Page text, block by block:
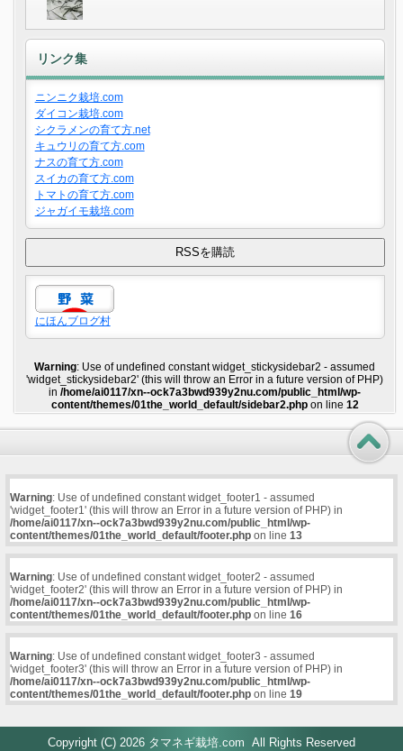
リンク集
ニンニク栽培.com
ダイコン栽培.com
シクラメンの育て方.net
キュウリの育て方.com
ナスの育て方.com
スイカの育て方.com
トマトの育て方.com
ジャガイモ栽培.com
にほんブログ村
Warning: Use of undefined constant widget_stickysidebar2 - assumed
'widget_stickysidebar2' (this will throw an Error in a future version of PHP)
in/home/ai0117/xn--ock7a3bwd939y2nu.com/public_html/wp-
content/themes/01the_world_default/sidebar2.phpon line 12
Warning: Use of undefined constant widget_footer1 - assumed
'widget_footer1' (this will throw an Error in a future version of PHP) in
/home/ai0117/xn--ock7a3bwd939y2nu.com/public_html/wp-
content/themes/01the_world_default/footer.phpon line 13
Warning: Use of undefined constant widget_footer2 - assumed
'widget_footer2' (this will throw an Error in a future version of PHP) in
/home/ai0117/xn--ock7a3bwd939y2nu.com/public_html/wp-
content/themes/01the_world_default/footer.phpon line 16
Warning: Use of undefined constant widget_footer3 - assumed
'widget_footer3' (this will throw an Error in a future version of PHP) in
/home/ai0117/xn--ock7a3bwd939y2nu.com/public_html/wp-
content/themes/01the_world_default/footer.phpon line 19
Copyright (C) 2026 タマネギ栽培.com All Rights Reserved